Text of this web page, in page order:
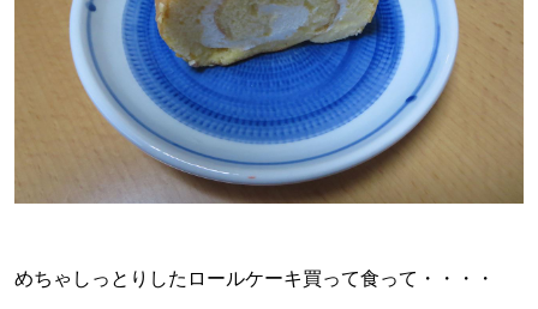
めちゃしっとりしたロールケーキ買って食って・・・・